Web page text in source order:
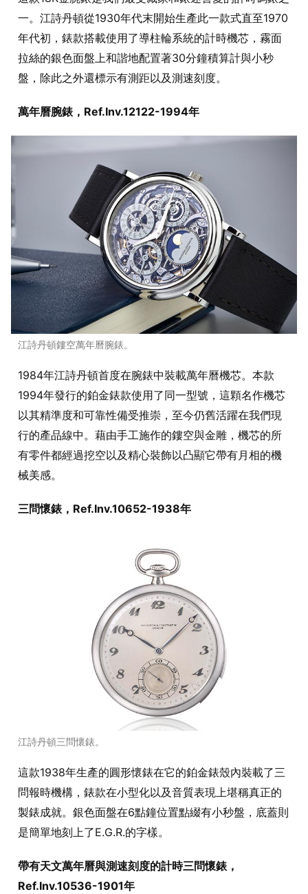
一。江詩丹頓從1930年代末開始生產此一款式直至1970
年代初，錶款搭載使用了導柱輪系統的計時機芯，霧面
拉絲的銀色面盤上和諧地配置著30分鐘積算計與小秒
盤，除此之外還標示有測距以及測速刻度。
萬年曆腕錶，Ref.Inv.12122-1994年
江詩丹頓鏤空萬年曆腕錶。
1984年江詩丹頓首度在腕錶中裝載萬年曆機芯。本款
1994年發行的鉑金錶款使用了同一型號，這顆名作機芯
以其精準度和可靠性備受推崇，至今仍舊活躍在我們現
行的產品線中。藉由手工施作的鏤空與金雕，機芯的所
有零件都經過挖空以及精心裝飾以凸顯它帶有月相的機
械美感。
三問懷錶，Ref.Inv.10652-1938年
江詩丹頓三問懷錶。
這款1938年生產的圓形懷錶在它的鉑金錶殼內裝載了三
問報時機構，錶款在小型化以及音質表現上堪稱真正的
製錶成就。銀色面盤在6點鐘位置點綴有小秒盤，底蓋則
是簡單地刻上了E.G.R.的字樣。
帶有天文萬年曆與測速刻度的計時三問懷錶，
Ref.Inv.10536-1901年